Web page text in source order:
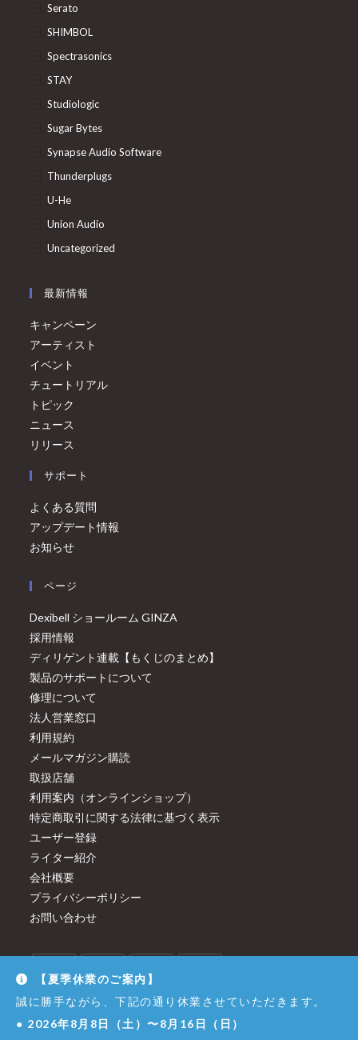
Serato
SHIMBOL
Spectrasonics
STAY
Studiologic
Sugar Bytes
Synapse Audio Software
Thunderplugs
U-He
Union Audio
Uncategorized
最新情報
キャンペーン
アーティスト
イベント
チュートリアル
トピック
ニュース
リリース
サポート
よくある質問
アップデート情報
お知らせ
ページ
Dexibell ショールーム GINZA
採用情報
ディリゲント連載【もくじのまとめ】
製品のサポートについて
修理について
法人営業窓口
利用規約
メールマガジン購読
取扱店舗
利用案内（オンラインショップ）
特定商取引に関する法律に基づく表示
ユーザー登録
ライター紹介
会社概要
プライバシーポリシー
お問い合わせ
【夏季休業のご案内】
誠に勝手ながら、下記の通り休業させていただきます。
● 2026年8月8日（土）〜8月16日（日）